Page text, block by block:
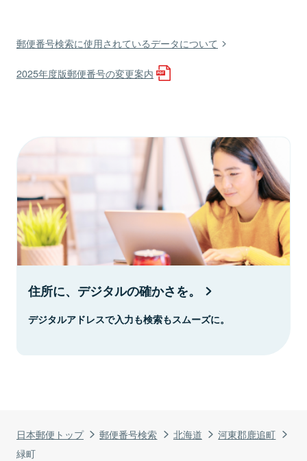
日本郵便トップ 郵便番号検索 北海道
河東郡鹿追町
緑町
郵便番号検索に使用されているデータについて
2025年度版郵便番号の変更案内
住所に、デジタルの確かさを。
デジタルアドレスで入力も検索もスムーズに。